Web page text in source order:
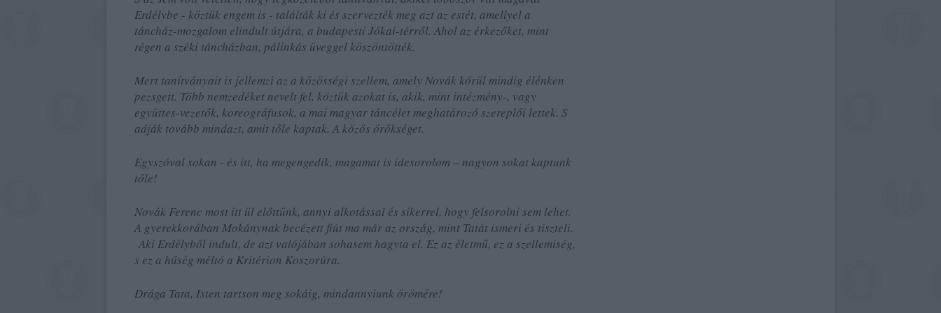
Erdélybe - köztük engem is - találták ki és szervezték meg azt az estét, amellyel a
táncház-mozgalom elindult útjára, a budapesti Jókai-térről. Ahol az érkezőket, mint
régen a széki táncházban, pálinkás üveggel köszöntötték.
Mert tanítványait is jellemzi az a közösségi szellem, amely Novák körül mindig élénken
pezsgett. Több nemzedéket nevelt fel, köztük azokat is, akik, mint intézmény-, vagy
együttes-vezetők, koreográfusok, a mai magyar táncélet meghatározó szereplői lettek. S
adják tovább mindazt, amit tőle kaptak. A közös örökséget.
Egyszóval sokan - és itt, ha megengedik, magamat is idesorolom – nagyon sokat kaptunk
tőle!
Novák Ferenc most itt ül előttünk, annyi alkotással és sikerrel, hogy felsorolni sem lehet.
A gyerekkorában Mokánynak becézett fiút ma már az ország, mint Tatát ismeri és tiszteli.
Aki Erdélyből indult, de azt valójában sohasem hagyta el. Ez az életmű, ez a szellemiség,
s ez a hűség méltó a Kritérion Koszorúra.
Drága Tata, Isten tartson meg sokáig, mindannyiunk örömére!